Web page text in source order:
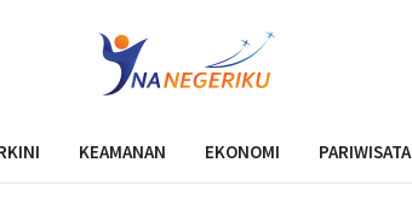
KEAMANAN EKONOMI PARIWISATA